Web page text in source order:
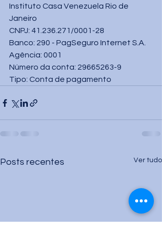
Instituto Casa Venezuela Rio de
Janeiro
CNPJ: 41.236.271/0001-28
Banco: 290 - PagSeguro Internet S.A.
Agência: 0001
Número da conta: 29665263-9
Tipo: Conta de pagamento
Posts recentes Ver tudo